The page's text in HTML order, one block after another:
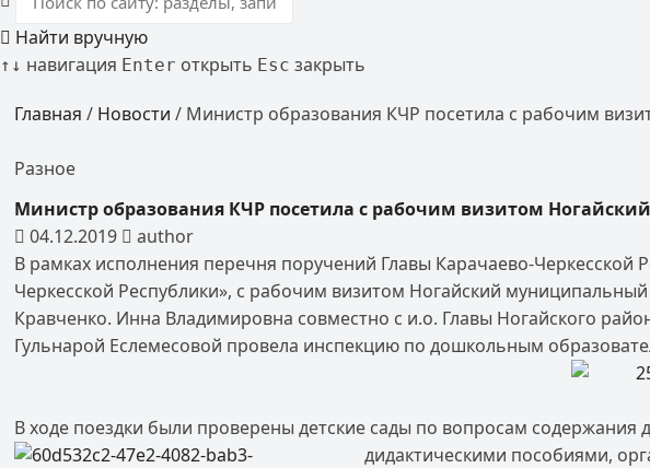
Найти вручную
↑ ↓ навигация Enter открыть Esc закрыть
Главная / Новости / Министр образования КЧР посетила с рабочим
Разное
Министр образования КЧР посетила с рабочим визитом
04.12.2019
author
В рамках исполнения перечня поручений Главы Карачаево-
Черкесской Республики», с рабочим визитом Ногайский
Кравченко. Инна Владимировна совместно с и.о. Главы Ногайского
Гульнарой Еслемесовой провела инспекцию по дошкольным
В ходе поездки были проверены детские сады по вопросам
дидактическими пособиями,